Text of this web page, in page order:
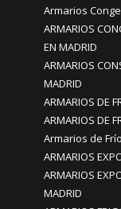
Armarios
ARMARIOS
EN MADRID
ARMARIOS
MADRID
ARMARIOS DE
ARMARIOS DE
Armarios de
ARMARIOS
ARMARIOS
MADRID